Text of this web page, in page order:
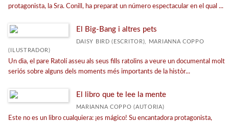
protagonista, la Sra. Conill, ha preparat un número espectacular en el qual ...
El Big-Bang i altres pets
DAISY BIRD (ESCRITOR), MARIANNA COPPO
(ILUSTRADOR)
Un dia, el pare Ratolí asseu als seus fills ratolins a veure un documental molt
seriós sobre alguns dels moments més importants de la històr...
El libro que te lee la mente
MARIANNA COPPO (AUTORIA)
Este no es un libro cualquiera: ¡es mágico! Su encantadora protagonista,